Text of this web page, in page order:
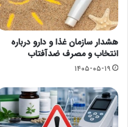
هشدار سازمان غذا و دارو درباره
انتخاب و مصرف ضدآفتاب
۱۴۰۵-۰۵-۱۹